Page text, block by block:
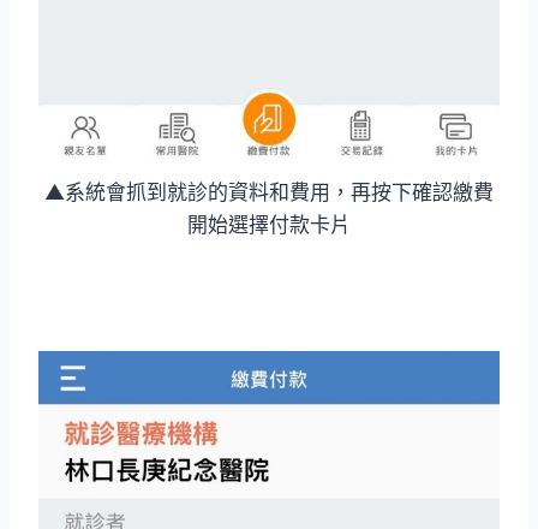
▲系統會抓到就診的資料和費用，再按下確認繳費
開始選擇付款卡片